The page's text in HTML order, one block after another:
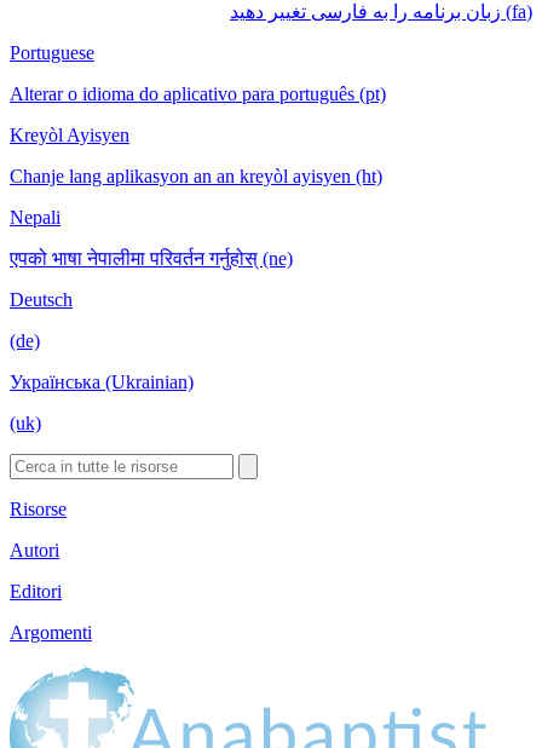
(fa) زبان برنامه را به فارسی تغییر دهید
Portuguese
Alterar o idioma do aplicativo para português (pt)
Kreyòl Ayisyen
Chanje lang aplikasyon an an kreyòl ayisyen (ht)
Nepali
एपको भाषा नेपालीमा परिवर्तन गर्नुहोस् (ne)
Deutsch
(de)
Українська (Ukrainian)
(uk)
Risorse
Autori
Editori
Argomenti